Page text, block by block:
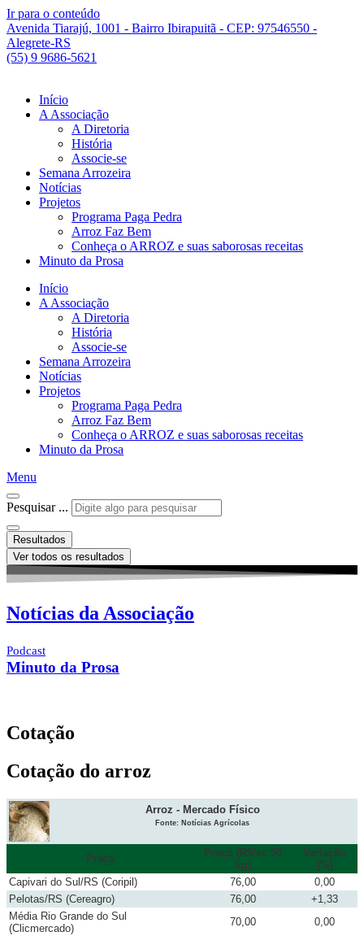
Ir para o conteúdo
Avenida Tiarajú, 1001 - Bairro Ibirapuitã - CEP: 97546550 -
Alegrete-RS
(55) 9 9686-5621
Início
A Associação
A Diretoria
História
Associe-se
Semana Arrozeira
Notícias
Projetos
Programa Paga Pedra
Arroz Faz Bem
Conheça o ARROZ e suas saborosas receitas
Minuto da Prosa
Início
A Associação
A Diretoria
História
Associe-se
Semana Arrozeira
Notícias
Projetos
Programa Paga Pedra
Arroz Faz Bem
Conheça o ARROZ e suas saborosas receitas
Minuto da Prosa
Menu
Pesquisar ...
Resultados
Ver todos os resultados
Notícias da Associação
Podcast
Minuto da Prosa
Cotação
Cotação do arroz
Arroz - Mercado Físico
Fonte: Notícias Agrícolas
Praça
Preço (R$/sc 50
kg)
Variação
(%)
Capivari do Sul/RS (Coripil)
76,00
0,00
Pelotas/RS (Cereagro)
76,00
+1,33
Média Rio Grande do Sul
(Clicmercado)
70,00
0,00